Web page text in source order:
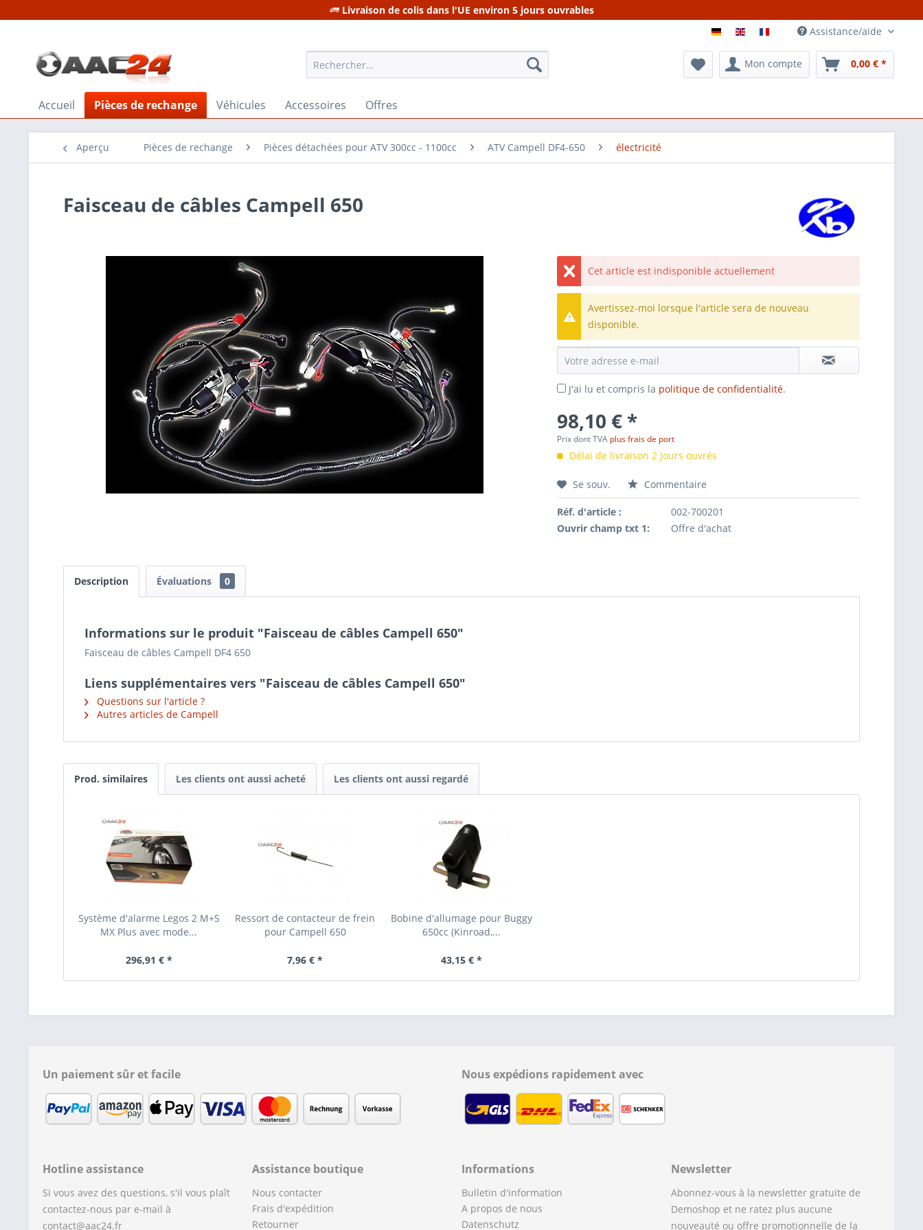
Livraison de colis dans l'UE environ 5 jours ouvrables
Assistance/aide
Mon compte 0,00 € *
Accueil Pièces de rechange Véhicules Accessoires Offres
Aperçu Pièces de rechange Pièces détachées pour ATV 300cc - 1100cc ATV Campell DF4-650 électricité
Faisceau de câbles Campell 650
Cet article est indisponible actuellement
Avertissez-moi lorsque l'article sera de nouveau
disponible.
J'ai lu et compris la politique de confidentialité.
98,10 € *
Prix dont TVA plus frais de port
Délai de livraison 2 Jours ouvrés
Se souv. Commentaire
Réf. d'article :
002-700201
Ouvrir champ txt 1:
Offre d'achat
Description Évaluations 0
Informations sur le produit "Faisceau de câbles Campell 650"
Faisceau de câbles Campell DF4 650
Liens supplémentaires vers "Faisceau de câbles Campell 650"
Questions sur l'article ?
Autres articles de Campell
Prod. similaires Les clients ont aussi acheté Les clients ont aussi regardé
Système d'alarme Legos 2 M+S
MX Plus avec mode...
296,91 € *
Ressort de contacteur de frein
pour Campell 650
7,96 € *
Bobine d'allumage pour Buggy
650cc (Kinroad,...
43,15 € *
Un paiement sûr et facile Nous expédions rapidement avec
Hotline assistance
Si vous avez des questions, s'il vous plaît
contactez-nous par e-mail à
contact@aac24.fr
Assistance boutique
Nous contacter
Frais d'expédition
Retourner
Informations
Bulletin d'information
A propos de nous
Datenschutz
Newsletter
Abonnez-vous à la newsletter gratuite de
Demoshop et ne ratez plus aucune
nouveauté ou offre promotionnelle de la